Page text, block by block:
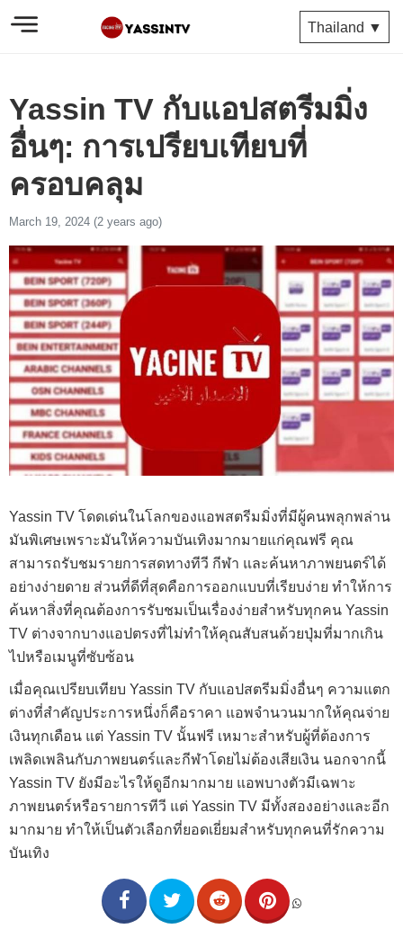
Thailand ▼
Yassin TV กับแอปสตรีมมิ่ง
อื่นๆ: การเปรียบเทียบที่
ครอบคลุม
March 19, 2024 (2 years ago)
Yassin TV โดดเด่นในโลกของแอพสตรีมมิ่งที่มีผู้คนพลุกพล่าน
มันพิเศษเพราะมันให้ความบันเทิงมากมายแก่คุณฟรี คุณ
สามารถรับชมรายการสดทางทีวี กีฬา และค้นหาภาพยนตร์ได้
อย่างง่ายดาย ส่วนที่ดีที่สุดคือการออกแบบที่เรียบง่าย ทำให้การ
ค้นหาสิ่งที่คุณต้องการรับชมเป็นเรื่องง่ายสำหรับทุกคน Yassin
TV ต่างจากบางแอปตรงที่ไม่ทำให้คุณสับสนด้วยปุ่มที่มากเกิน
ไปหรือเมนูที่ซับซ้อน
เมื่อคุณเปรียบเทียบ Yassin TV กับแอปสตรีมมิ่งอื่นๆ ความแตก
ต่างที่สำคัญประการหนึ่งก็คือราคา แอพจำนวนมากให้คุณจ่าย
เงินทุกเดือน แต่ Yassin TV นั้นฟรี เหมาะสำหรับผู้ที่ต้องการ
เพลิดเพลินกับภาพยนตร์และกีฬาโดยไม่ต้องเสียเงิน นอกจากนี้
Yassin TV ยังมีอะไรให้ดูอีกมากมาย แอพบางตัวมีเฉพาะ
ภาพยนตร์หรือรายการทีวี แต่ Yassin TV มีทั้งสองอย่างและอีก
มากมาย ทำให้เป็นตัวเลือกที่ยอดเยี่ยมสำหรับทุกคนที่รักความ
บันเทิง